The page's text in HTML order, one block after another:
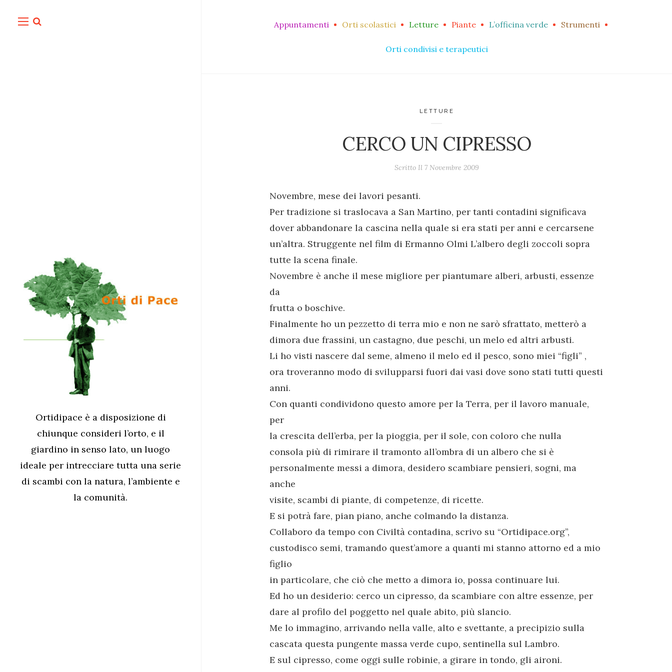
Ortidipace è a disposizione di
chiunque consideri l’orto, e il
giardino in senso lato, un luogo
ideale per intrecciare tutta una serie
di scambi con la natura, l’ambiente e
la comunità.
Appuntamenti Orti scolastici Letture Piante L’officina verde Strumenti
Orti condivisi e terapeutici
LETTURE
CERCO UN CIPRESSO
Scritto Il7 Novembre 2009
Novembre, mese dei lavori pesanti.
Per tradizione si traslocava a San Martino, per tanti contadini significava
dover abbandonare la cascina nella quale si era stati per anni e cercarsene
un’altra. Struggente nel film di Ermanno Olmi L’albero degli zoccoli sopra
tutte la scena finale.
Novembre è anche il mese migliore per piantumare alberi, arbusti, essenze
da
frutta o boschive.
Finalmente ho un pezzetto di terra mio e non ne sarò sfrattato, metterò a
dimora due frassini, un castagno, due peschi, un melo ed altri arbusti.
Li ho visti nascere dal seme, almeno il melo ed il pesco, sono miei “figli” ,
ora troveranno modo di svilupparsi fuori dai vasi dove sono stati tutti questi
anni.
Con quanti condividono questo amore per la Terra, per il lavoro manuale,
per
la crescita dell’erba, per la pioggia, per il sole, con coloro che nulla
consola più di rimirare il tramonto all’ombra di un albero che si è
personalmente messi a dimora, desidero scambiare pensieri, sogni, ma
anche
visite, scambi di piante, di competenze, di ricette.
E si potrà fare, pian piano, anche colmando la distanza.
Collaboro da tempo con Civiltà contadina, scrivo su “Ortidipace.org”,
custodisco semi, tramando quest’amore a quanti mi stanno attorno ed a mio
figlio
in particolare, che ciò che metto a dimora io, possa continuare lui.
Ed ho un desiderio: cerco un cipresso, da scambiare con altre essenze, per
dare al profilo del poggetto nel quale abito, più slancio.
Me lo immagino, arrivando nella valle, alto e svettante, a precipizio sulla
cascata questa pungente massa verde cupo, sentinella sul Lambro.
E sul cipresso, come oggi sulle robinie, a girare in tondo, gli aironi.